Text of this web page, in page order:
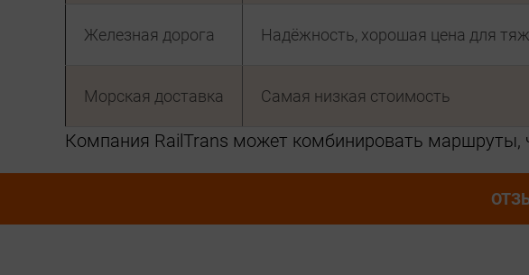
Железная дорога Надёжность, хорошая цена для
Морская доставка Самая низкая стоимость
Компания RailTrans может комбинировать маршруты,